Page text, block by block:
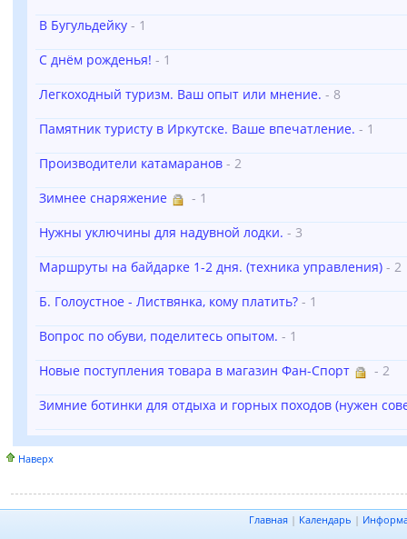
В Бугульдейку - 1
C днём рожденья! - 1
Легкоходный туризм. Ваш опыт или мнение. - 8
Памятник туристу в Иркутске. Ваше впечатление. - 1
Производители катамаранов - 2
Зимнее снаряжение
- 1
Нужны уключины для надувной лодки. - 3
Маршруты на байдарке 1-2 дня. (техника управления) - 2
Б. Голоустное - Листвянка, кому платить? - 1
Вопрос по обуви, поделитесь опытом. - 1
Новые поступления товара в магазин Фан-Спорт
- 2
Зимние ботинки для отдыха и горных походов (нужен
Наверх
Главная | Календарь |